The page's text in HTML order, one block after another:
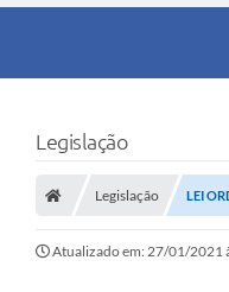
Legislação
Legislação LEI
Atualizado em: 27/01/2021